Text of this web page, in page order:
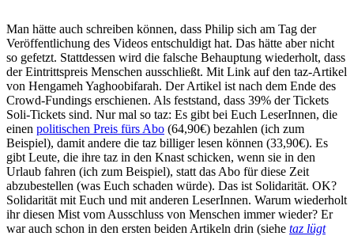
Man hätte auch schreiben können, dass Philip sich am Tag der
Veröffentlichung des Videos entschuldigt hat. Das hätte aber nicht
so gefetzt. Stattdessen wird die falsche Behauptung wiederholt, dass
der Eintrittspreis Menschen ausschließt. Mit Link auf den taz-Artikel
von Hengameh Yaghoobifarah. Der Artikel ist nach dem Ende des
Crowd-Fundings erschienen. Als feststand, dass 39% der Tickets
Soli-Tickets sind. Nur mal so taz: Es gibt bei Euch LeserInnen, die
einen politischen Preis fürs Abo (64,90€) bezahlen (ich zum
Beispiel), damit andere die taz billiger lesen können (33,90€). Es
gibt Leute, die ihre taz in den Knast schicken, wenn sie in den
Urlaub fahren (ich zum Beispiel), statt das Abo für diese Zeit
abzubestellen (was Euch schaden würde). Das ist Solidarität. OK?
Solidarität mit Euch und mit anderen LeserInnen. Warum wiederholt
ihr diesen Mist vom Ausschluss von Menschen immer wieder? Er
war auch schon in den ersten beiden Artikeln drin (siehe taz lügt